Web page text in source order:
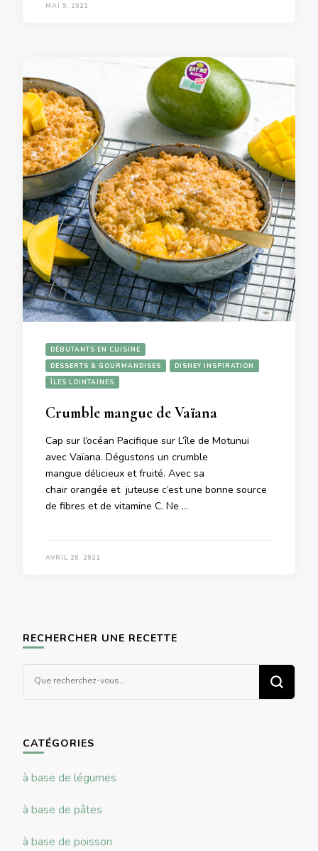
MAI 9, 2021
DÉBUTANTS EN CUISINE
DESSERTS & GOURMANDISES
DISNEY INSPIRATION
ÎLES LOINTAINES
Crumble mangue de Vaïana
Cap sur l’océan Pacifique sur L’île de Motunui
avec Vaïana. Dégustons un crumble
mangue délicieux et fruité. Avec sa
chair orangée et juteuse c’est une bonne source
de fibres et de vitamine C. Ne …
AVRIL 28, 2021
RECHERCHER UNE RECETTE
CATÉGORIES
à base de légumes
à base de pâtes
à base de poisson